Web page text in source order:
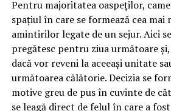
Prin derogarede la
care coniliile locale sau
unui teren aflat in
administrative-teritoriale pe
constructii, constructorii de
acestora beneficiaza de un
cumpararea terenului afferent
Pentru majoritatea oaspeților,
spațiul în care se formează cea mai
amintirilor legate de un sejur. Aici
pregătesc pentru ziua următoare
dacă vor reveni la aceeași unitate
următoarea călătorie. Decizia se
motive greu de pus în cuvinte de
se leagă direct de felul în care a